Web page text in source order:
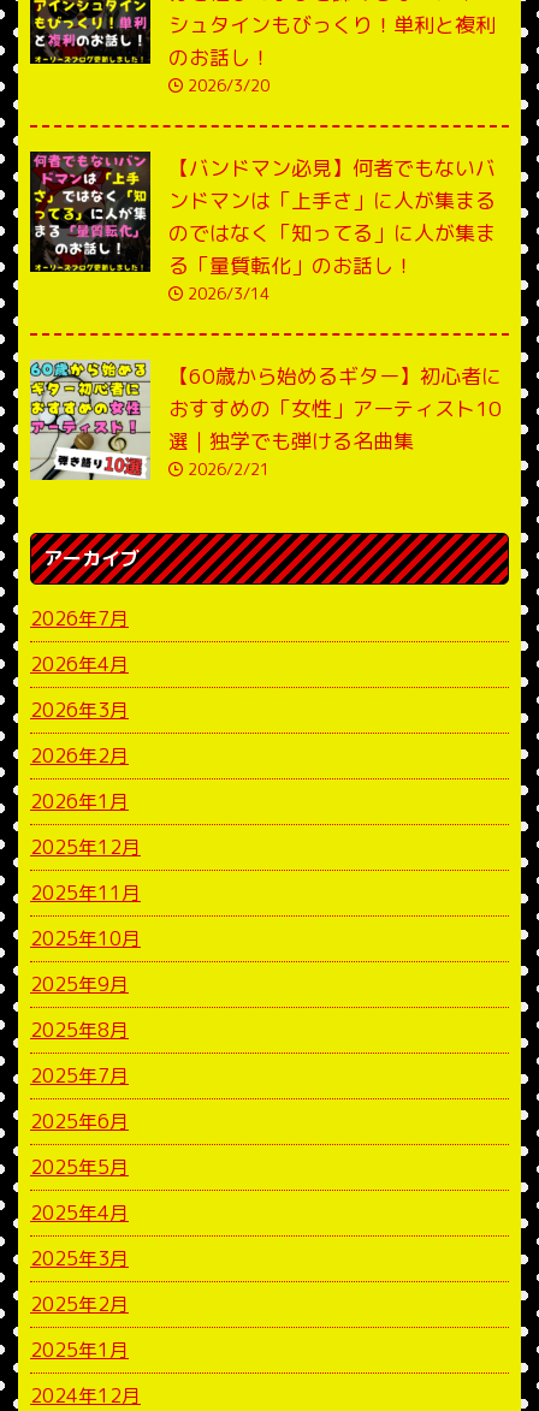
シュタインもびっくり！単利と複利
のお話し！
2026/3/20
【バンドマン必見】何者でもないバ
ンドマンは「上手さ」に人が集まる
のではなく「知ってる」に人が集ま
る「量質転化」のお話し！
2026/3/14
【60歳から始めるギター】初心者に
おすすめの「女性」アーティスト10
選｜独学でも弾ける名曲集
2026/2/21
アーカイブ
2026年7月
2026年4月
2026年3月
2026年2月
2026年1月
2025年12月
2025年11月
2025年10月
2025年9月
2025年8月
2025年7月
2025年6月
2025年5月
2025年4月
2025年3月
2025年2月
2025年1月
2024年12月